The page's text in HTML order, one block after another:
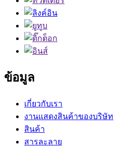
ข้อมูล
เกี่ยวกับเรา
งานแสดงสินค้าของบริษัท
สินค้า
สารละลาย